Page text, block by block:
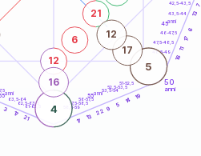
50
anni
42,5-43,5
43,5-44
46-47,5
47,5-48,5
48,5-49
51-52,5
52,5-53,5
53,5-54
56-57,5
57,5-58,5
58,5-59
61-62,5
62,5-63,5
63,5-64
7
13
6
17
11
16
19
14
5
9
22
13
17
21
17
3 4
5
12
6
21
16
17
12
45anni
55anni
anni